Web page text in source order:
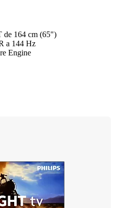
164 cm (65")
a 144 Hz
Engine